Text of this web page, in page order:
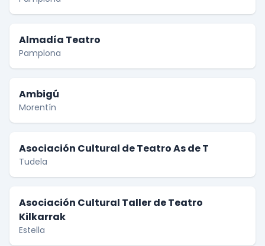
Almadía Teatro
Pamplona
Ambigú
Morentín
Asociación Cultural de Teatro As de T
Tudela
Asociación Cultural Taller de Teatro
Kilkarrak
Estella